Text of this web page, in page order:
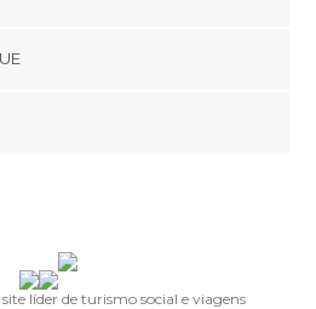
líder de turismo social e viagens